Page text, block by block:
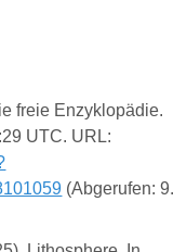
freie Enzyklopädie.
UTC. URL:
(Abgerufen: 9.